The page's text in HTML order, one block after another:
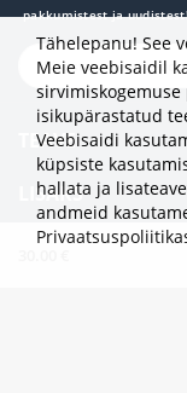
pakkumistest ja
TEAVE
LISAKS
KATEGOORIAD
Tähelepanu! See
Meie veebisaidil
isikupärastatud
Veebisaidi
küpsiste
hallata ja
andmeid